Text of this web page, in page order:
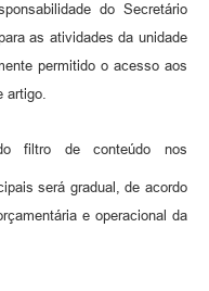
do Secretário
as atividades da unidade
permitido o acesso aos
artigo.
filtro de conteúdo nos
será gradual, de acordo
e operacional da